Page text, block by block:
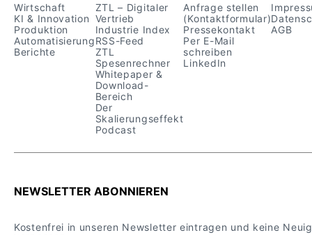
Wirtschaft
KI & Innovation
Produktion
Automatisierung
Berichte
ZTL – Digitaler
Vertrieb
Industrie Index
RSS-Feed
ZTL
Spesenrechner
Whitepaper &
Download-
Bereich
Der
Skalierungseffekt
Podcast
Anfrage stellen
(Kontaktformular)
Pressekontakt
Per E-Mail
schreiben
LinkedIn
AGB
NEWSLETTER ABONNIEREN
Kostenfrei in unseren Newsletter eintragen und keine